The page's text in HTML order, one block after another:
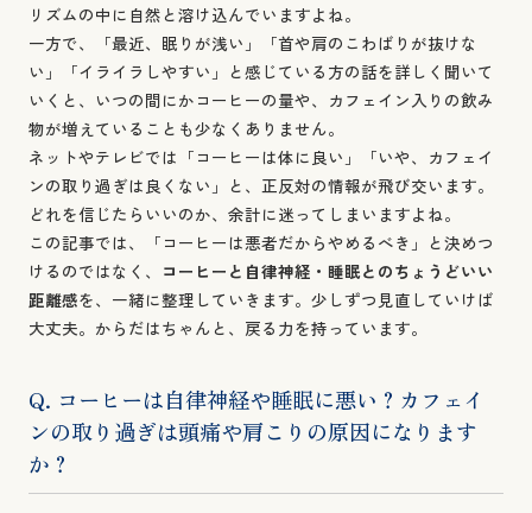
リズムの中に自然と溶け込んでいますよね。
一方で、「最近、眠りが浅い」「首や肩のこわばりが抜けな
い」「イライラしやすい」と感じている方の話を詳しく聞いて
いくと、いつの間にかコーヒーの量や、カフェイン入りの飲み
物が増えていることも少なくありません。
ネットやテレビでは「コーヒーは体に良い」「いや、カフェイ
ンの取り過ぎは良くない」と、正反対の情報が飛び交います。
どれを信じたらいいのか、余計に迷ってしまいますよね。
この記事では、「コーヒーは悪者だからやめるべき」と決めつ
けるのではなく、 コーヒーと自律神経・睡眠とのちょうどいい
距離感を、一緒に整理していきます。少しずつ見直していけば
大丈夫。からだはちゃんと、戻る力を持っています。
Q. コーヒーは自律神経や睡眠に悪い？カフェイ
ンの取り過ぎは頭痛や肩こりの原因になります
か？